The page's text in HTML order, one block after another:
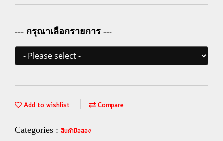
--- กรุณาเลือกรายการ ---
Add to wishlist Compare
Categories : สินค้ามือสอง